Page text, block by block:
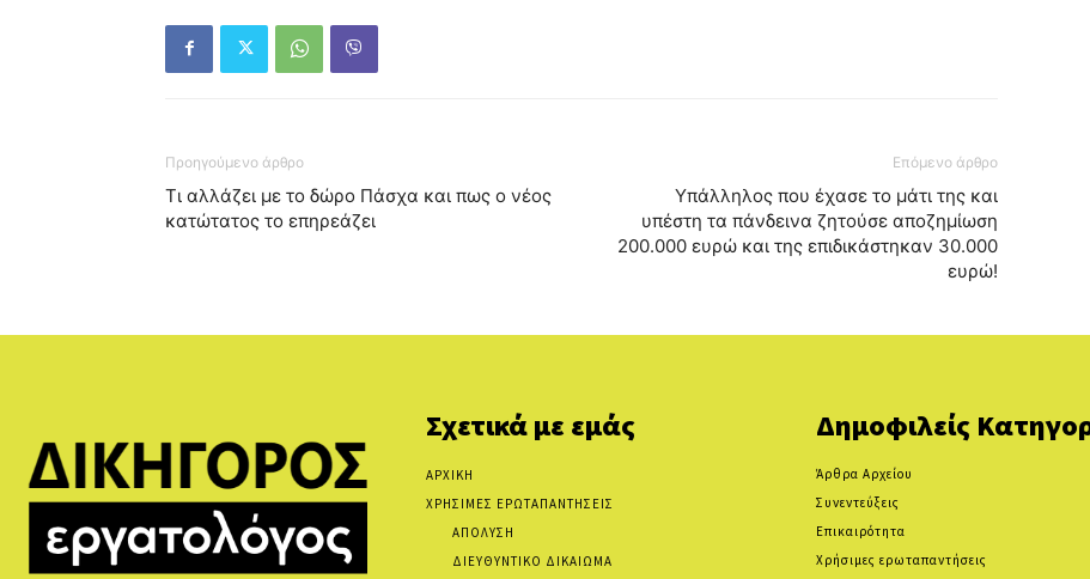
Προηγούμενο άρθρο
Τι αλλάζει με το δώρο Πάσχα και πως ο νέος
κατώτατος το επηρεάζει
Επόμενο άρθρο
Υπάλληλος που έχασε το μάτι της και
υπέστη τα πάνδεινα ζητούσε αποζημίωση
200.000 ευρώ και της επιδικάστηκαν 30.000
ευρώ!
Σχετικά με εμάς
ΑΡΧΙΚΗ
ΧΡΗΣΙΜΕΣ ΕΡΩΤΑΠΑΝΤΗΣΕΙΣ
ΑΠΟΛΥΣΗ
ΔΙΕΥΘΥΝΤΙΚΟ ΔΙΚΑΙΩΜΑ
Δημοφιλείς
Άρθρα Αρχείου
Συνεντεύξεις
Επικαιρότητα
Χρήσιμες ερωταπαντήσεις